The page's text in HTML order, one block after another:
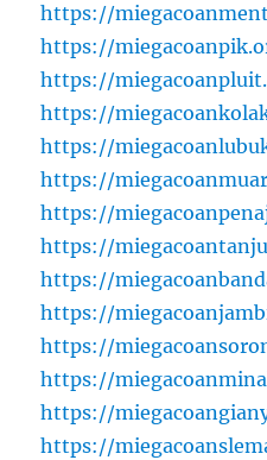
https://
https://
https://
https://
https://
https://
https://
https://
https://
https://
https://
https://
https://
https://